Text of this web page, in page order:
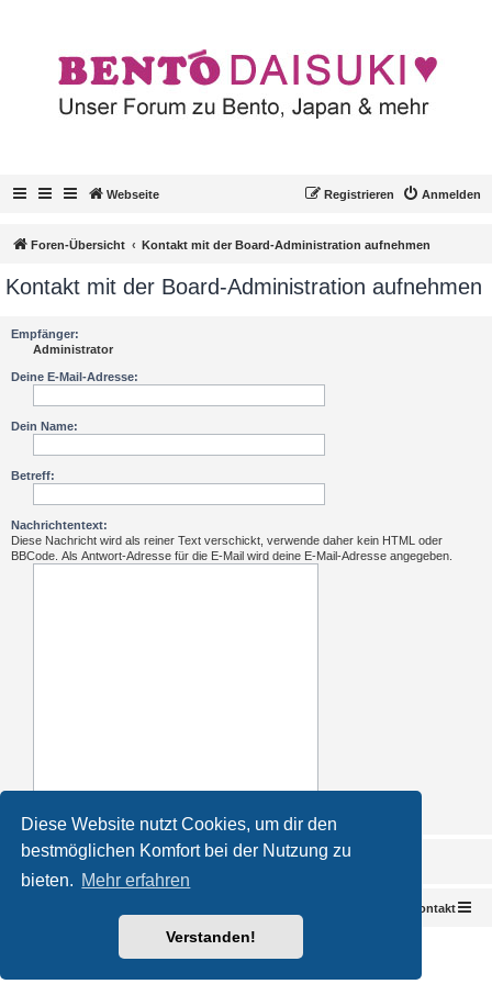
Diese Website nutzt Cookies, um dir den
bestmöglichen Komfort bei der Nutzung zu
bieten. Mehr erfahren
Verstanden!
Webseite Anmelden
Registrieren
Foren-Übersicht Kontakt mit der Board-Administration aufnehmen
Kontakt mit der Board-Administration aufnehmen
Empfänger:
Administrator
Deine E-Mail-Adresse:
Dein Name:
Betreff:
Nachrichtentext:
Diese Nachricht wird als reiner Text verschickt, verwende daher kein HTML oder
BBCode. Als Antwort-Adresse für die E-Mail wird deine E-Mail-Adresse angegeben.
Kontakt
Deutsche Übersetzung durchphpBB.de